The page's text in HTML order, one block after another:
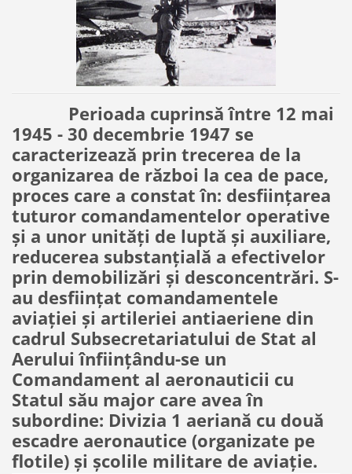
Perioada cuprinsă între 12 mai
1945 - 30 decembrie 1947 se
caracterizează prin trecerea de la
organizarea de război la cea de pace,
proces care a constat în: desfiinţarea
tuturor comandamentelor operative
şi a unor unităţi de luptă şi auxiliare,
reducerea substanţială a efectivelor
prin demobilizări şi desconcentrări. S-
au desfiinţat comandamentele
aviaţiei şi artileriei antiaeriene din
cadrul Subsecretariatului de Stat al
Aerului înfiinţându-se un
Comandament al aeronauticii cu
Statul său major care avea în
subordine: Divizia 1 aeriană cu două
escadre aeronautice (organizate pe
flotile) şi şcolile militare de aviaţie.